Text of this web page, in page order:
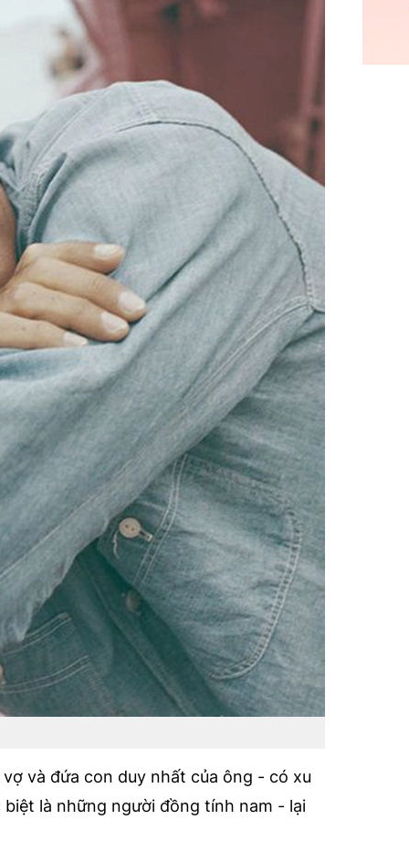
và đứa con duy nhất của ông - có xu
là những người đồng tính nam - lại